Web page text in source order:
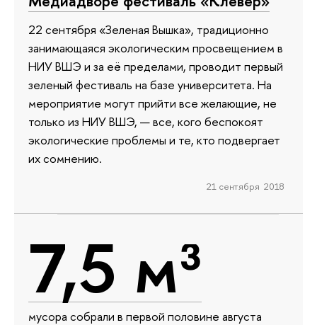
22 сентября «Зеленая Вышка», традиционно
занимающаяся экологическим просвещением в
НИУ ВШЭ и за её пределами, проводит первый
зеленый фестиваль на базе университета. На
мероприятие могут прийти все желающие, не
только из НИУ ВШЭ, — все, кого беспокоят
экологические проблемы и те, кто подвергает
их сомнению.
21 сентября 2018
7,5 м³
мусора собрали в первой половине августа